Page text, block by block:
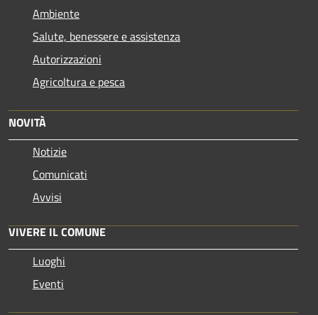
Ambiente
Salute, benessere e assistenza
Autorizzazioni
Agricoltura e pesca
NOVITÀ
Notizie
Comunicati
Avvisi
VIVERE IL COMUNE
Luoghi
Eventi